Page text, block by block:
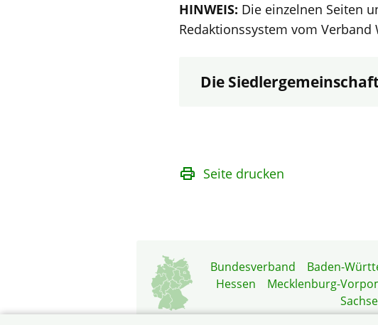
HINWEIS: Die einzelnen Seiten
Redaktionssystem vom
Die
Seite drucken
Bundesverband Baden-
Hessen
Mecklenburg-